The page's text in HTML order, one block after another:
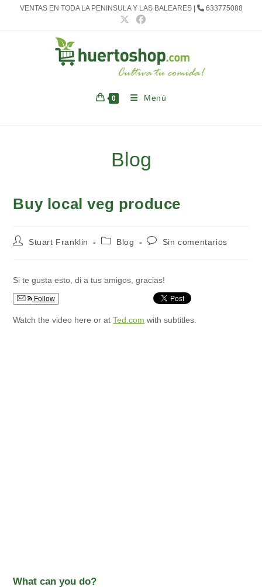
VENTAS EN TODA LA PENINSULA Y LAS BALEARES | 633775088
0 Menú
Blog
Buy local veg produce
AutorStuart Franklin
Categoría
Blog
Comentarios
Sin comentarios
Si te gusta esto, di a tus amigos, gracias!
Follow
Watch the video here or atTed.com with subtitles.
What can you do?